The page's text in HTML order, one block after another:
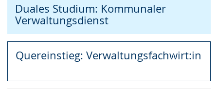
Duales Studium: Kommunaler
Verwaltungsdienst
Quereinstieg: Verwaltungsfachwirt:in